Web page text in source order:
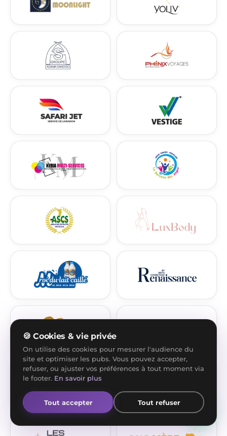
🍪 Cookies & vie privée
On utilise des cookies pour mesurer l'audience du
site et optimiser les pubs. Vous pouvez accepter,
refuser, ou ajuster vos préférences à tout moment via
le footer. En savoir plus
Tout accepter Tout refuser